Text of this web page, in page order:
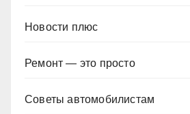
Новости плюс
Ремонт — это просто
Советы автомобилистам